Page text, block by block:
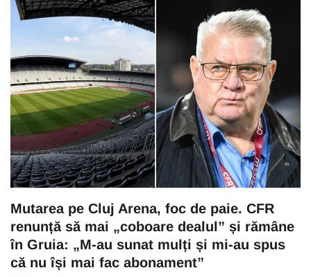
Mutarea pe Cluj Arena, foc de paie. CFR
renunță să mai „coboare dealul” și rămâne
în Gruia: „M-au sunat mulți și mi-au spus
că nu își mai fac abonament”